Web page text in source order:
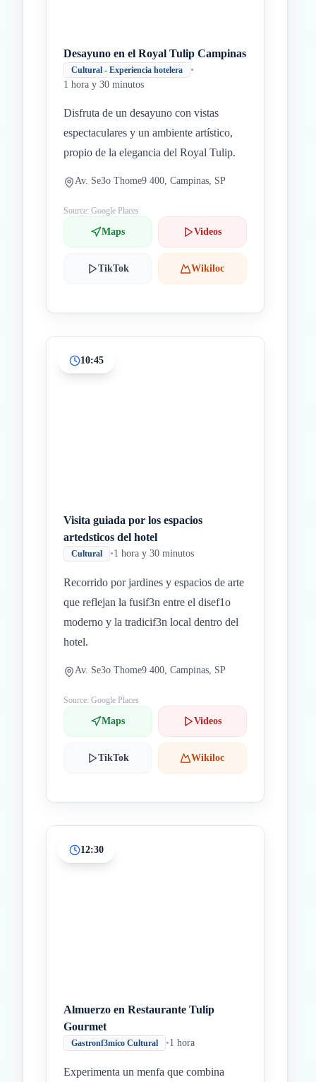
Desayuno en el Royal Tulip Campinas
Cultural - Experiencia hotelera
•
1 hora y 30 minutos
Disfruta de un desayuno con vistas
espectaculares y un ambiente artístico,
propio de la elegancia del Royal Tulip.
Av. Se3o Thome9 400, Campinas, SP
Source: Google Places
Maps Videos
TikTok Wikiloc
10:45
Visita guiada por los espacios
artedsticos del hotel
Cultural •1 hora y 30 minutos
Recorrido por jardines y espacios de arte
que reflejan la fusif3n entre el disef1o
moderno y la tradicif3n local dentro del
hotel.
Av. Se3o Thome9 400, Campinas, SP
Source: Google Places
Maps Videos
TikTok Wikiloc
12:30
Almuerzo en Restaurante Tulip
Gourmet
Gastronf3mico Cultural •1 hora
Experimenta un menfa que combina